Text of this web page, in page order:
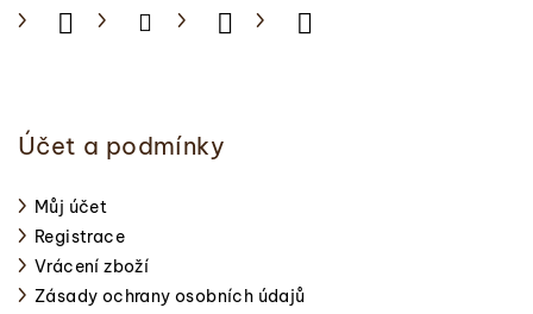
Účet a podmínky
Můj účet
Registrace
Vrácení zboží
Zásady ochrany osobních údajů